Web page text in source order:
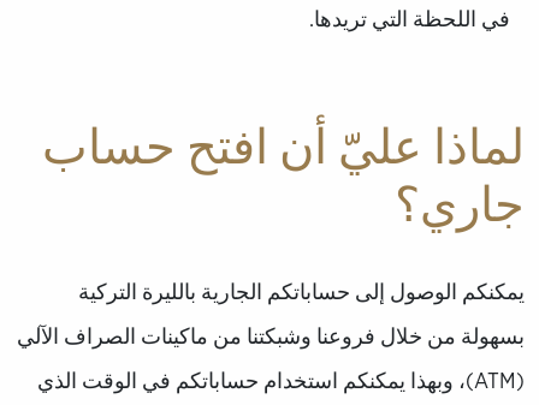
في اللحظة التي تريدها.
لماذا عليّ أن افتح حساب
جاري؟​
يمكنكم الوصول إلى حساباتكم الجارية بالليرة التركية
بسهولة من خلال فروعنا وشبكتنا من ماكينات الصراف الآلي
(ATM)، وبهذا يمكنكم استخدام حساباتكم في الوقت الذي